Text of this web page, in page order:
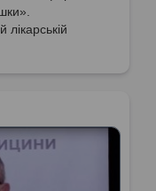
лікарській